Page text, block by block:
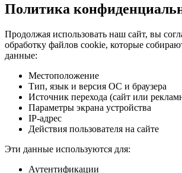
Политика
Продолжая использовать наш сайт, вы
обработку файлов cookie, которые
данные:
Местоположение
Тип, язык и версия ОС и браузера
Источник перехода (сайт или
Параметры экрана устройства
IP-адрес
Действия пользователя на сайте
Эти данные используются для:
Аутентификации